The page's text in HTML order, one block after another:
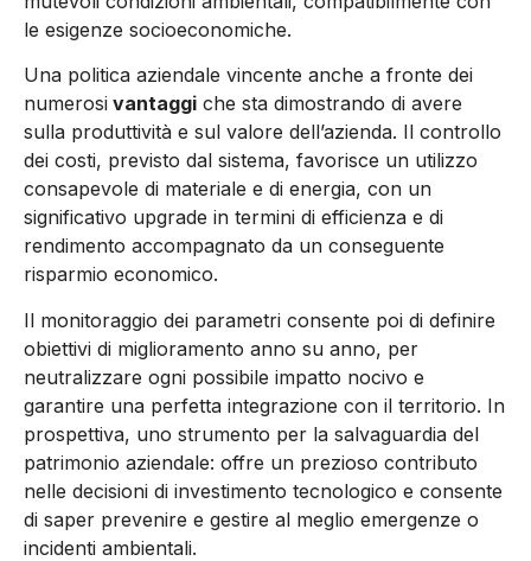
le esigenze socioeconomiche.
Una politica aziendale vincente anche a fronte dei
numerosi vantaggi che sta dimostrando di avere
sulla produttività e sul valore dell’azienda. Il controllo
dei costi, previsto dal sistema, favorisce un utilizzo
consapevole di materiale e di energia, con un
significativo upgrade in termini di efficienza e di
rendimento accompagnato da un conseguente
risparmio economico.
Il monitoraggio dei parametri consente poi di definire
obiettivi di miglioramento anno su anno, per
neutralizzare ogni possibile impatto nocivo e
garantire una perfetta integrazione con il territorio. In
prospettiva, uno strumento per la salvaguardia del
patrimonio aziendale: offre un prezioso contributo
nelle decisioni di investimento tecnologico e consente
di saper prevenire e gestire al meglio emergenze o
incidenti ambientali.